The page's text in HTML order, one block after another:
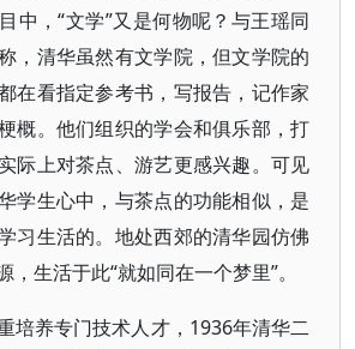
中，“文学”又是何物呢？与王瑶同
，清华虽然有文学院，但文学院的
在看指定参考书，写报告，记作家
概。他们组织的学会和俱乐部，打
际上对茶点、游艺更感兴趣。可见
学生心中，与茶点的功能相似，是
习生活的。地处西郊的清华园仿佛
，生活于此“就如同在一个梦里”。
培养专门技术人才，1936年清华二